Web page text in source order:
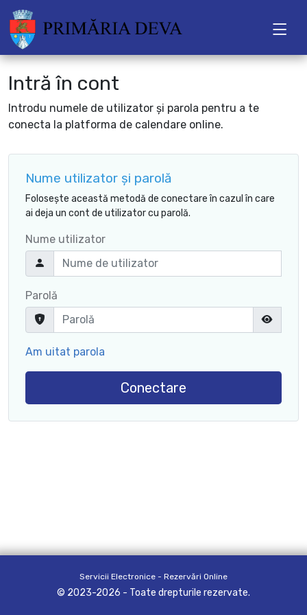
Intră în cont
Introdu numele de utilizator și parola pentru a te
conecta la platforma de calendare online.
Nume utilizator și parolă
Folosește această metodă de conectare în cazul în care
ai deja un cont de utilizator cu parolă.
Nume utilizator
Parolă
Am uitat parola
Conectare
Servicii Electronice - Rezervări Online
© 2023-2026 - Toate drepturile rezervate.